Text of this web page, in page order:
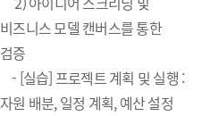
비즈니스 모델 캔버스를 통한
검증
- [실습]프로젝트 계획 및 실행 :
자원 배분,일정 계획,예산 설정